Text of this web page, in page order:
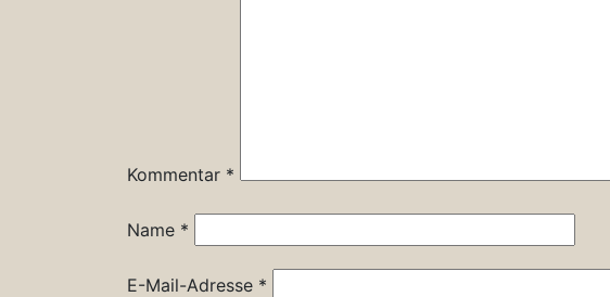
Kommentar *
Name *
E-Mail-Adresse *